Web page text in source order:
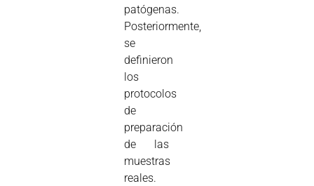
patógenas.
Posteriormente,
se
definieron
los
protocolos
de
preparación
de las
muestras
reales.